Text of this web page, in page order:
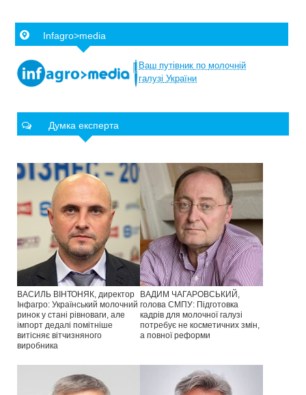
Infagro>media
Ваш путівник по молочній
галузі України
Думка експерта
ВАСИЛЬ ВІНТОНЯК, директор
Інфагро: Український молочний
ринок у стані рівноваги, але
імпорт дедалі помітніше
витісняє вітчизняного
виробника
ВАДИМ ЧАГАРОВСЬКИЙ,
голова СМПУ: Підготовка
кадрів для молочної галузі
потребує не косметичних змін,
а повної реформи